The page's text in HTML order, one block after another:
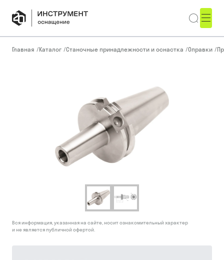
Главная /Каталог /Станочные принадлежности и оснастка /Оправки /
Вся информация, указанная на сайте, носит ознакомительный характер
и не является публичной офертой.